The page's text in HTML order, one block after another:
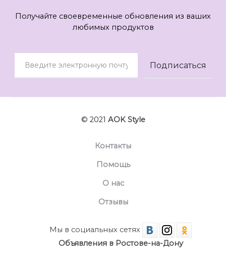
Получайте своевременные обновления из ваших
любимых продуктов
© 2021 AOK Style
Контакты
Помощь
О нас
Отзывы
Мы в социальных сетях
Объявления в Ростове-на-Дону